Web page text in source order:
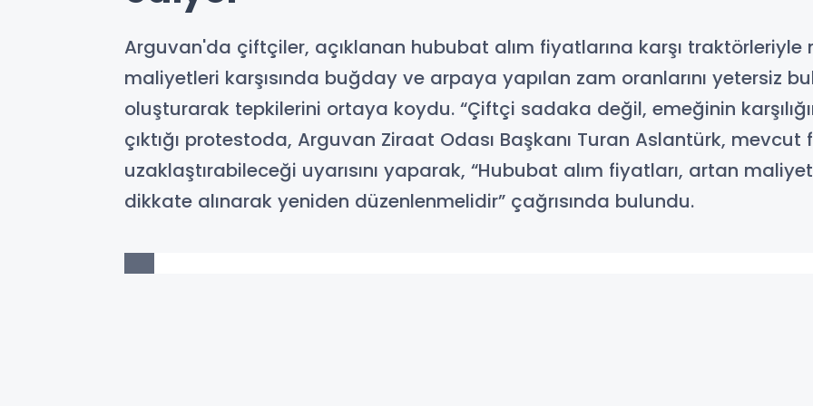
Arguvan'da çiftçiler, açıklanan hububat alım fiyatlarına karşı traktörleriyle
maliyetleri karşısında buğday ve arpaya yapılan zam oranlarını yetersiz
oluşturarak tepkilerini ortaya koydu. “Çiftçi sadaka değil, emeğinin
çıktığı protestoda, Arguvan Ziraat Odası Başkanı Turan Aslantürk,
uzaklaştırabileceği uyarısını yaparak, “Hububat alım fiyatları, artan
dikkate alınarak yeniden düzenlenmelidir” çağrısında bulundu.